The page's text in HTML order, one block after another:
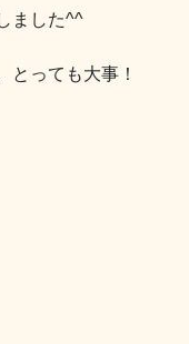
ました^^
とっても大事！